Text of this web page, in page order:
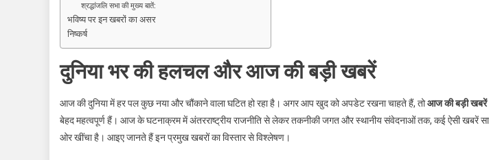
3100
का
जुर्माना,
पढ़ें
श्रद्धांजलि सभा की मुख्य बातें:
भविष्य पर इन खबरों का असर
निष्कर्ष
दुनिया भर की हलचल और आज की बड़ी खबरें
आज की दुनिया में हर पल कुछ नया और चौंकाने वाला घटित हो रहा है। अगर आप खुद को अपडेट रखना चाहते हैं, तोआज की बड़ी
बेहद महत्वपूर्ण हैं। आज के घटनाक्रम में अंतरराष्ट्रीय राजनीति से लेकर तकनीकी जगत और स्थानीय संवेदनाओं तक, कई ऐसी खबरें
ओर खींचा है। आइए जानते हैं इन प्रमुख खबरों का विस्तार से विश्लेषण।